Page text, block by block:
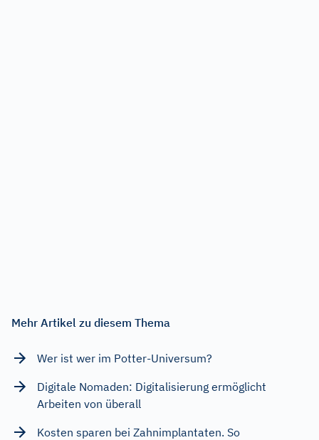
Mehr Artikel zu diesem Thema
Wer ist wer im Potter-Universum?
Digitale Nomaden: Digitalisierung ermöglicht
Arbeiten von überall
Kosten sparen bei Zahnimplantaten. So